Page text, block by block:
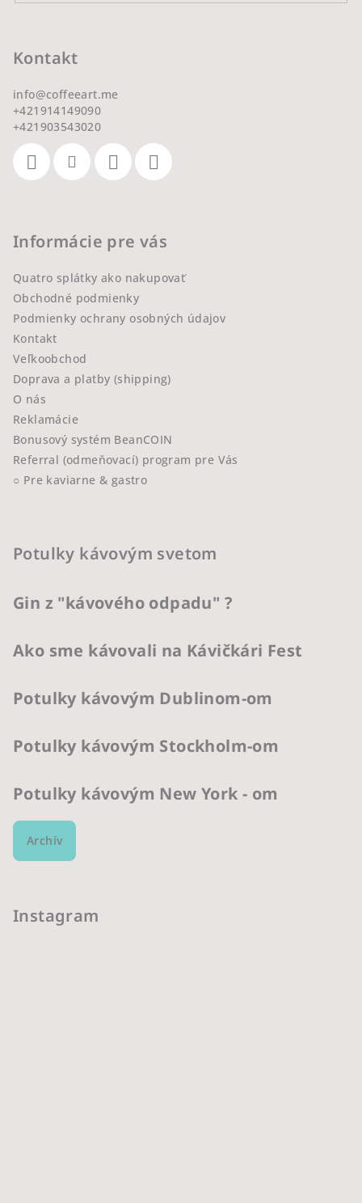
Kontakt
info@coffeeart.me
+421914149090
+421903543020
Informácie pre vás
Quatro splátky ako nakupovať
Obchodné podmienky
Podmienky ochrany osobných údajov
Kontakt
Veľkoobchod
Doprava a platby (shipping)
O nás
Reklamácie
Bonusový systém BeanCOIN
Referral (odmeňovací) program pre Vás
○ Pre kaviarne & gastro
Potulky kávovým svetom
Gin z "kávového odpadu" ?
Ako sme kávovali na Kávičkári Fest
Potulky kávovým Dublinom-om
Potulky kávovým Stockholm-om
Potulky kávovým New York - om
Archív
Instagram